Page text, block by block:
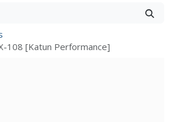
108 [Katun Performance]